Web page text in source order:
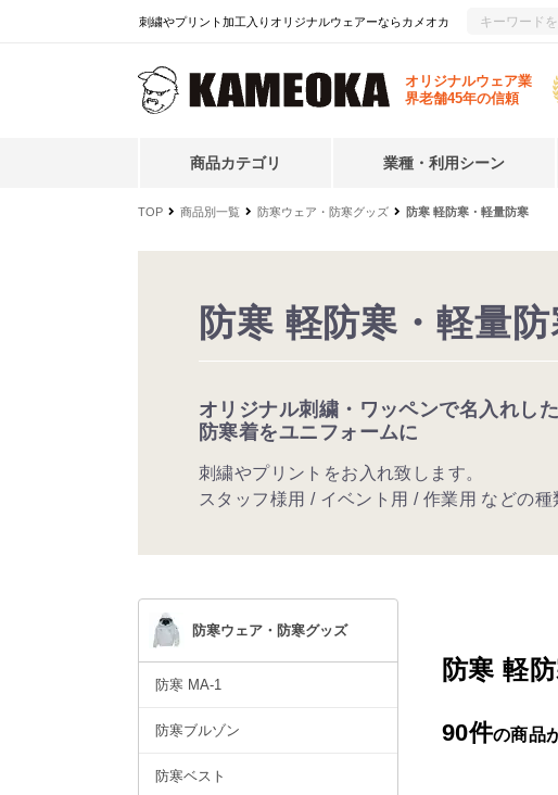
刺繍やプリント加工入りオリジナルウェアーならカメオカ
オリジナルウェア業
界老舗45年の信頼
商品カテゴリ 業種・利用シーン
TOP 商品別一覧 防寒ウェア・防寒グッズ 防寒 軽防寒・軽量防寒
防寒 軽防寒・軽量
オリジナル刺繍・ワッペンで名入れした
防寒着をユニフォームに
刺繍やプリントをお入れ致します。
スタッフ様用 / イベント用 / 作業用 などの
防寒ウェア・防寒グッズ
防寒 MA-1
防寒ブルゾン
防寒ベスト
防寒 軽
90件の商品